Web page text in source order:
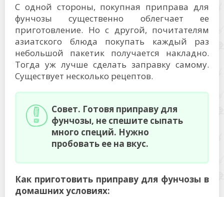
С одной стороны, покупная приправа для
фунчозы существенно облегчает ее
приготовление. Но с другой, почитателям
азиатского блюда покупать каждый раз
небольшой пакетик получается накладно.
Тогда уж лучше сделать заправку самому.
Существует несколько рецептов.
Совет. Готовя приправу для
фунчозы, не спешите сыпать
много специй. Нужно
пробовать ее на вкус.
Как приготовить приправу для фунчозы в
домашних условиях: